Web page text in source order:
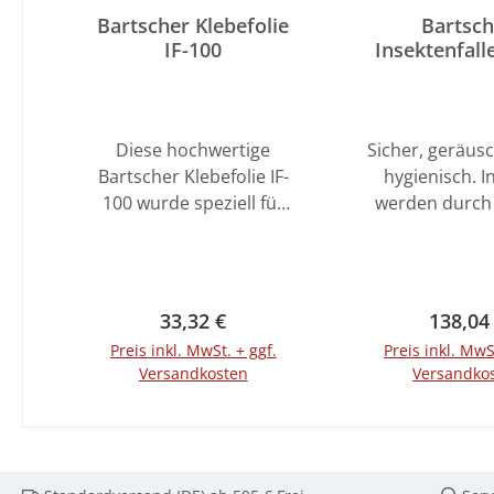
Bartscher Klebefolie
IF-100
Diese hochwertige
Bartscher Klebefolie IF-
100 wurde speziell für
100 entwickelt und
sorgt für eine
zuverlässige und
hygienische
durch ihre starke
Regulärer Preis:
33,32 €
Preis inkl. MwSt. + ggf.
Versandkosten
Sicher,
hygienisch.
werden durch
haften. für
Standgerät
aus
W Klebefolie:
Preis inkl.